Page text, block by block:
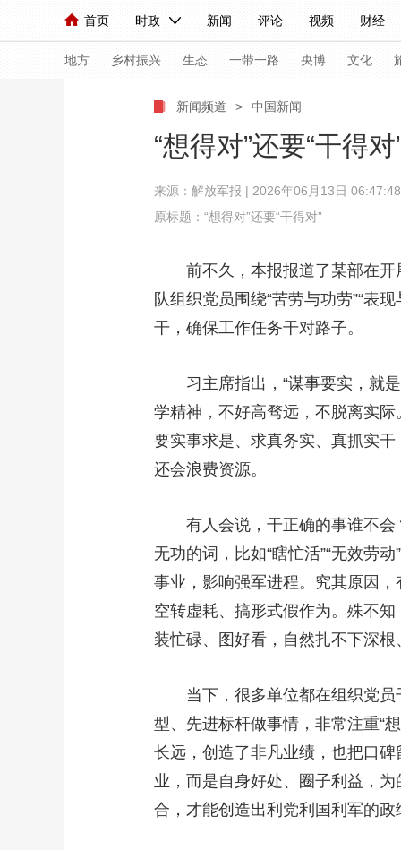
首页 时政 新闻 评论 视频 财经
人民领袖习近平 联播+ 中国领导人 央视快评 习
直播 栏目大全 节目单 听音 微视频
海外频道 iPanda English Монгол
地方 乡村振兴 生态 一带一路 央博 文化
小央视频 小央直播 直播中国 熊
前线 比划 快看 蓝海中国 新
CCTV奥林匹克频道 生活体育大会
大国展会
CCTV.节目官网 直播 节目单 栏目 片库
新闻频道 > 中国新闻
“想得对”还要“干得对
来源： 解放军报 | 2026年06月13日 06:47:48
原标题：“想得对”还要“干得对”
前不久，本报报道了某部在开展
队组织党员围绕“苦劳与功劳”“表
干，确保工作任务干对路子。
习主席指出，“谋事要实，就是
学精神，不好高骛远，不脱离实际
要实事求是、求真务实、真抓实
还会浪费资源。
有人会说，干正确的事谁不会
无功的词，比如“瞎忙活”“无效劳
事业，影响强军进程。究其原因
空转虚耗、搞形式假作为。殊不
装忙碌、图好看，自然扎不下深
当下，很多单位都在组织党员
型、先进标杆做事情，非常注重“
长远，创造了非凡业绩，也把口
业，而是自身好处、圈子利益，
合，才能创造出利党利国利军的政